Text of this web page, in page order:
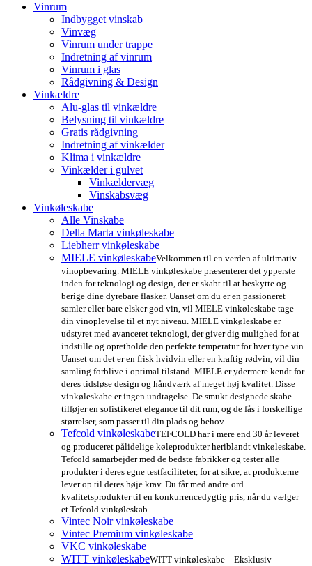
Vinrum
Indbygget vinskab
Vinvæg
Vinrum under trappe
Indretning af vinrum
Vinrum i glas
Rådgivning & Design
Vinkældre
Alu-glas til vinkældre
Belysning til vinkældre
Gratis rådgivning
Indretning af vinkælder
Klima i vinkældre
Vinkælder i gulvet
Vinkældervæg
Vinskabsvæg
Vinkøleskabe
Alle Vinskabe
Della Marta vinkøleskabe
Liebherr vinkøleskabe
MIELE vinkøleskabeVelkommen til en verden af ultimativ
vinopbevaring. MIELE vinkøleskabe præsenterer det ypperste
inden for teknologi og design, der er skabt til at beskytte og
berige dine dyrebare flasker. Uanset om du er en passioneret
samler eller bare elsker god vin, vil MIELE vinkøleskabe tage
din vinoplevelse til et nyt niveau. MIELE vinkøleskabe er
udstyret med avanceret teknologi, der giver dig mulighed for at
indstille og opretholde den perfekte temperatur for hver type vin.
Uanset om det er en frisk hvidvin eller en kraftig rødvin, vil din
samling forblive i optimal tilstand. MIELE er ydermere kendt for
deres tidsløse design og håndværk af meget høj kvalitet. Disse
vinkøleskabe er ingen undtagelse. De smukt designede skabe
tilføjer en sofistikeret elegance til dit rum, og de fås i forskellige
størrelser, som passer til din plads og behov.
Tefcold vinkøleskabeTEFCOLD har i mere end 30 år leveret
og produceret pålidelige køleprodukter heriblandt vinkøleskabe.
Tefcold samarbejder med de bedste fabrikker og tester alle
produkter i deres egne testfaciliteter, for at sikre, at produkterne
lever op til deres høje krav. Du får med andre ord
kvalitetsprodukter til en konkurrencedygtig pris, når du vælger
et Tefcold vinkøleskab.
Vintec Noir vinkøleskabe
Vintec Premium vinkøleskabe
VKC vinkøleskabe
WITT vinkøleskabeWITT vinkøleskabe – Eksklusiv